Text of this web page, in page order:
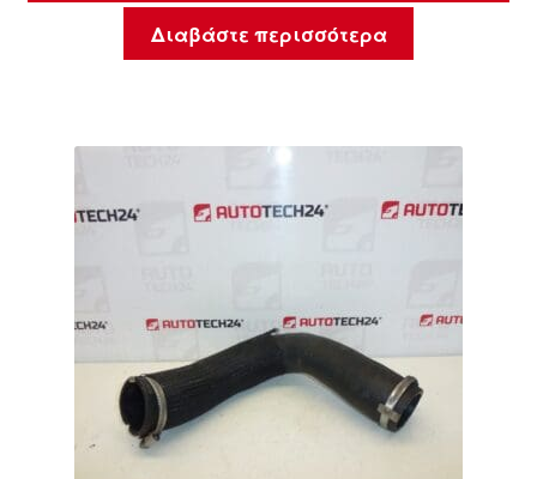
Διαβάστε περισσότερα